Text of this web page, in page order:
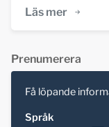
Läs mer
Prenumerera
Få löpande
Språk